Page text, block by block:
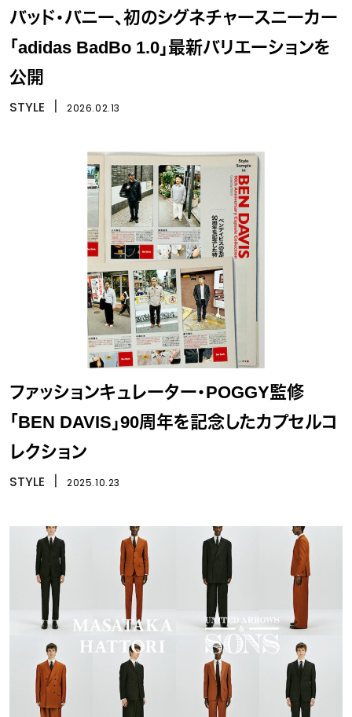
バッド・バニー、初のシグネチャースニーカー
「adidas BadBo 1.0」最新バリエーションを
公開
STYLE 2026.02.13
ファッションキュレーター・POGGY監修
「BEN DAVIS」90周年を記念したカプセルコ
レクション
STYLE 2025.10.23